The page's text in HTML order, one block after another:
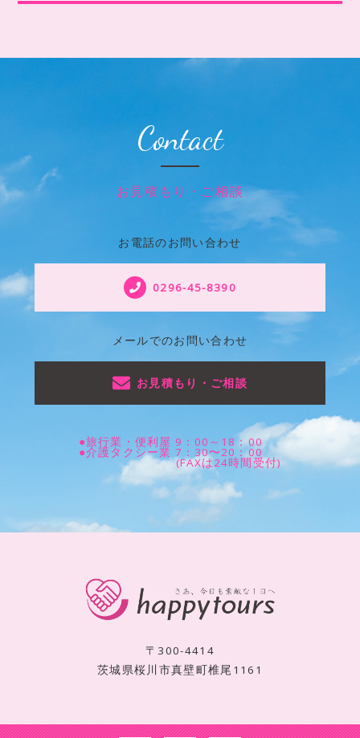
Contact
お見積もり・ご相談
お電話のお問い合わせ
0296-45-8390
メールでのお問い合わせ
お見積もり・ご相談
●旅行業・便利屋 9：00～18：00
●介護タクシー業 7：30〜20：00
(FAXは24時間受付)
〒300-4414
茨城県桜川市真壁町椎尾1161